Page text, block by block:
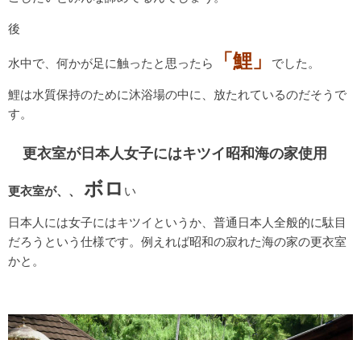
後
水中で、何かが足に触ったと思ったら 「鯉」 でした。
鯉は水質保持のために沐浴場の中に、放たれているのだそうで
す。
更衣室が日本人女子にはキツイ昭和海の家使用
更衣室が、、 ボロ い
日本人には女子にはキツイというか、普通日本人全般的に駄目
だろうという仕様です。例えれば昭和の寂れた海の家の更衣室
かと。